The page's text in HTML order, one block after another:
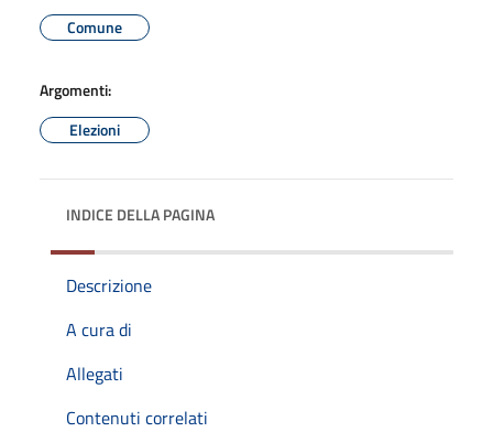
Comune
Argomenti:
Elezioni
INDICE DELLA PAGINA
Descrizione
A cura di
Allegati
Contenuti correlati